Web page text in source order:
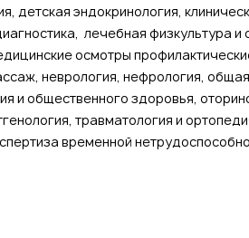
детская эндокринология,
лечебная физкультура
осмотры
неврология, нефрология,
и общественного здоровья,
травматология и
временной